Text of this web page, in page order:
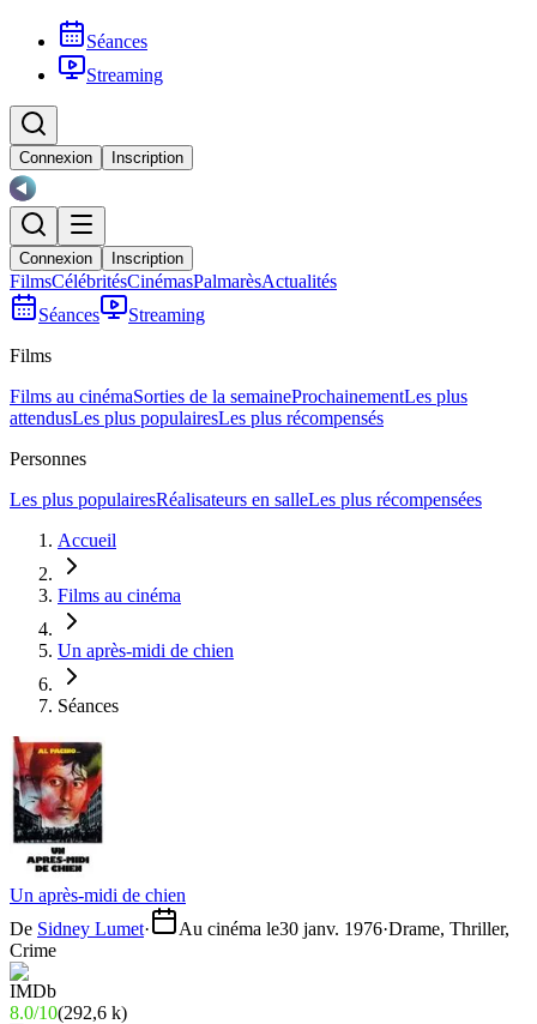
Séances
Streaming
Connexion Inscription
Connexion Inscription
FilmsCélébritésCinémasPalmarèsActualités
Séances
Streaming
Films
Films au cinémaSorties de la semaineProchainementLes plus
attendusLes plus populairesLes plus récompensés
Personnes
Les plus populairesRéalisateurs en salleLes plus récompensées
Accueil
Films au cinéma
Un après-midi de chien
Séances
Un après-midi de chien
De Sidney Lumet· Au cinéma le30 janv. 1976·Drame, Thriller,
Crime
8.0/10(292,6 k)